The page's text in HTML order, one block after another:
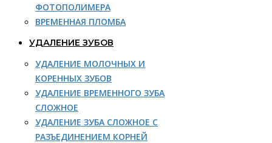
ФОТОПОЛИМЕРА
ВРЕМЕННАЯ ПЛОМБА
УДАЛЕНИЕ ЗУБОВ
УДАЛЕНИЕ МОЛОЧНЫХ И
КОРЕННЫХ ЗУБОВ
УДАЛЕНИЕ ВРЕМЕННОГО ЗУБА
СЛОЖНОЕ
УДАЛЕНИЕ ЗУБА СЛОЖНОЕ С
РАЗЪЕДИНЕНИЕМ КОРНЕЙ